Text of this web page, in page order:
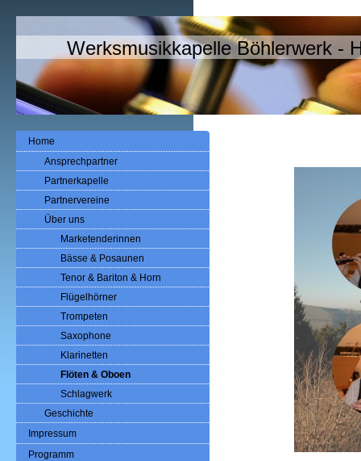
Werksmusikkapelle Böhlerwerk -
Home
Ansprechpartner
Partnerkapelle
Partnervereine
Über uns
Marketenderinnen
Bässe & Posaunen
Tenor & Bariton & Horn
Flügelhörner
Trompeten
Saxophone
Klarinetten
Flöten & Oboen
Schlagwerk
Geschichte
Impressum
Programm